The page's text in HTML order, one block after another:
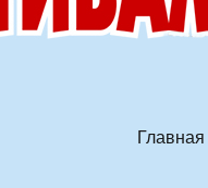
Главная